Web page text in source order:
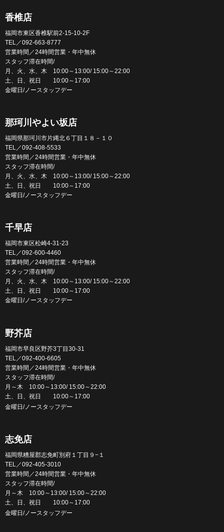
香椎店
福岡市東区香椎駅前2-15-10-2F
TEL／092-663-8777
営業時間／24時間営業・年中無休
スタッフ滞在時間/
月、火、水、木 10:00～13:00/ 15:00～22:00
土、日、祝日 10:00～17:00
金曜日/ノースタッフデー
那珂川やよい坂店
福岡県那珂川市片縄北６丁目１８－１０
TEL／092-408-5533
営業時間／24時間営業・年中無休
スタッフ滞在時間/
月、火、水、木 10:00～13:00/ 15:00～22:00
土、日、祝日 10:00～17:00
金曜日/ノースタッフデー
千早店
福岡市東区松崎4-31-23
TEL／092-600-4460
営業時間／24時間営業・年中無休
スタッフ滞在時間/
月、火、水、木 10:00～13:00/ 15:00～22:00
土、日、祝日 10:00～17:00
金曜日/ノースタッフデー
野芥店
福岡市早良区野芥3丁目30-31
TEL／092-400-6605
営業時間／24時間営業・年中無休
スタッフ滞在時間/
月～木 10:00～13:00/ 15:00～22:00
土、日、祝日 10:00～17:00
金曜日/ノースタッフデー
志免店
福岡県糟屋郡志免町別府１丁目９−１
TEL／092-405-3010
営業時間／24時間営業・年中無休
スタッフ滞在時間/
月～木 10:00～13:00/ 15:00～22:00
土、日、祝日 10:00～17:00
金曜日/ノースタッフデー